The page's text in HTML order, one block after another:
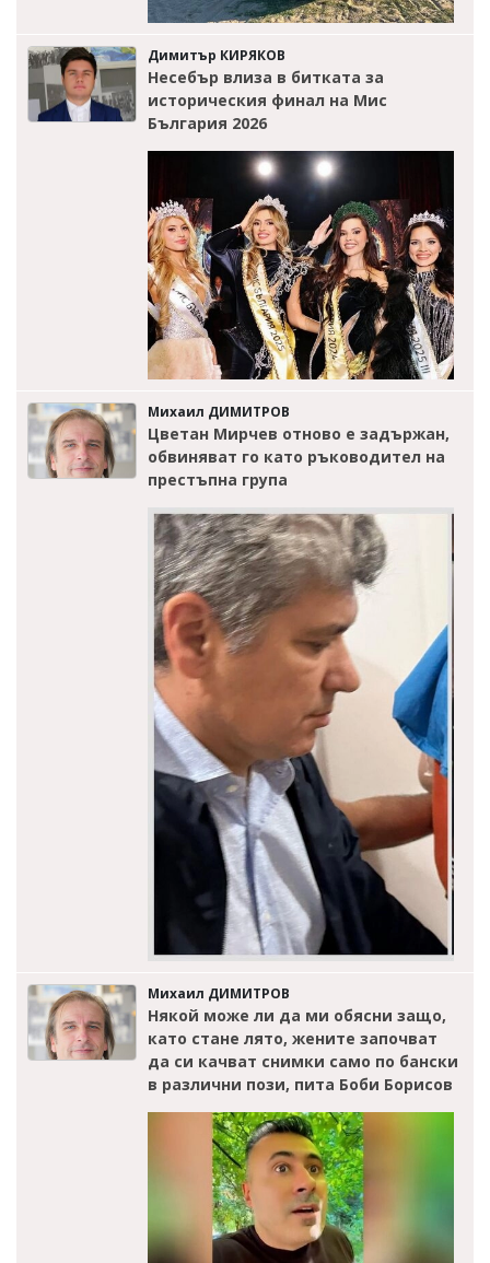
Димитър КИРЯКОВ
Несебър влиза в битката за
историческия финал на Мис
България 2026
Михаил ДИМИТРОВ
Цветан Мирчев отново е задържан,
обвиняват го като ръководител на
престъпна група
Михаил ДИМИТРОВ
Някой може ли да ми обясни защо,
като стане лято, жените започват
да си качват снимки само по бански
в различни пози, пита Боби Борисов